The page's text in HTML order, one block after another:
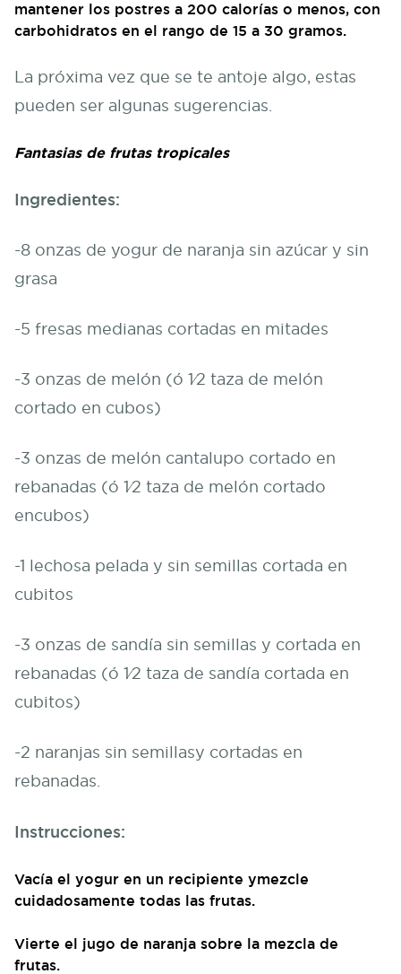
mantener los postres a 200 calorías o menos, con
carbohidratos en el rango de 15 a 30 gramos.
La próxima vez que se te antoje algo, estas
pueden ser algunas sugerencias.
Fantasias de frutas tropicales
Ingredientes:
-8 onzas de yogur de naranja sin azúcar y sin
grasa
-5 fresas medianas cortadas en mitades
-3 onzas de melón (ó 1⁄2 taza de melón
cortado en cubos)
-3 onzas de melón cantalupo cortado en
rebanadas (ó 1⁄2 taza de melón cortado
encubos)
-1 lechosa pelada y sin semillas cortada en
cubitos
-3 onzas de sandía sin semillas y cortada en
rebanadas (ó 1⁄2 taza de sandía cortada en
cubitos)
-2 naranjas sin semillasy cortadas en
rebanadas.
Instrucciones:
Vacía el yogur en un recipiente ymezcle
cuidadosamente todas las frutas.
Vierte el jugo de naranja sobre la mezcla de
frutas.